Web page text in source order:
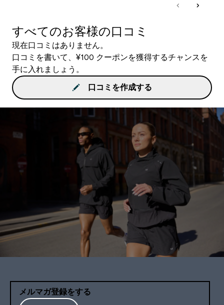
すべてのお客様の口コミ
現在口コミはありません。
口コミを書いて、¥100 クーポンを獲得するチャンスを
手に入れましょう。
口コミを作成する
メルマガ登録をする